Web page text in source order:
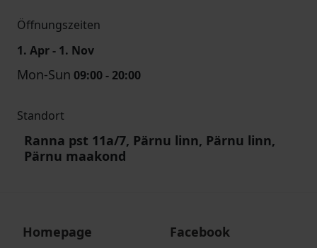
Öffnungszeiten
1. Apr - 1. Nov
Mon-Sun 09:00 - 20:00
Standort
Ranna pst 11a/7, Pärnu linn, Pärnu linn,
Pärnu maakond
Homepage Facebook